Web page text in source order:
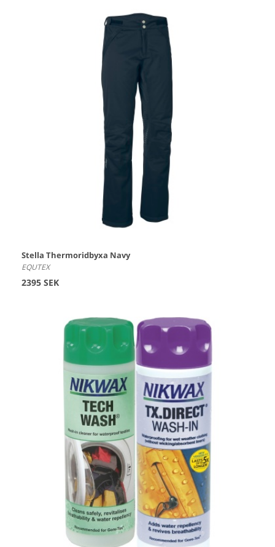
Stella Thermoridbyxa Navy
EQUTEX
2395 SEK